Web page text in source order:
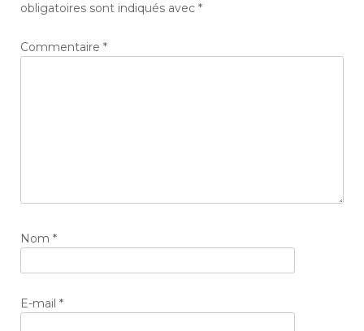
obligatoires sont indiqués avec *
Commentaire *
Nom *
E-mail *